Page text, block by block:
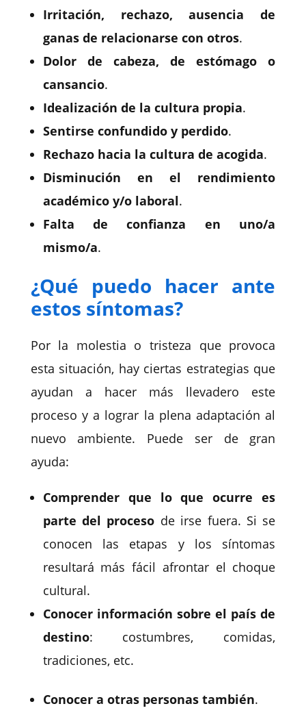
Irritación, rechazo, ausencia de
ganas de relacionarse con otros.
Dolor de cabeza, de estómago o
cansancio.
Idealización de la cultura propia.
Sentirse confundido y perdido.
Rechazo hacia la cultura de acogida.
Disminución en el rendimiento
académico y/o laboral.
Falta de confianza en uno/a
mismo/a.
¿Qué puedo hacer ante
estos síntomas?
Por la molestia o tristeza que provoca
esta situación, hay ciertas estrategias que
ayudan a hacer más llevadero este
proceso y a lograr la plena adaptación al
nuevo ambiente. Puede ser de gran
ayuda:
Comprender que lo que ocurre es
parte del proceso de irse fuera. Si se
conocen las etapas y los síntomas
resultará más fácil afrontar el choque
cultural.
Conocer información sobre el país de
destino: costumbres, comidas,
tradiciones, etc.
Conocer a otras personas también.